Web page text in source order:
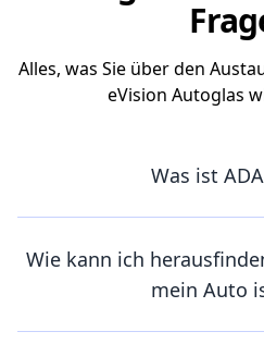
Alles, was Sie über den
eVision Autoglas
Was ist
Wie kann ich
mein Auto